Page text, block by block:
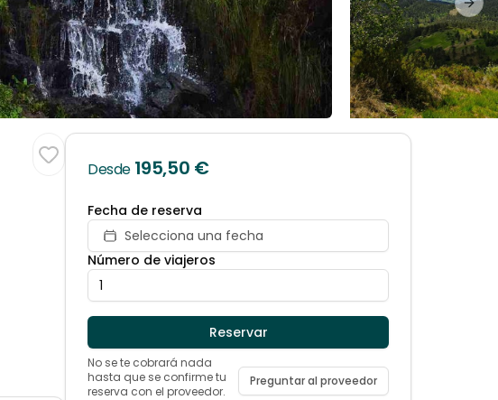
Desde 195,50 €
Fecha de reserva
Selecciona una fecha
Número de viajeros
Reservar
No se te cobrará nada
hasta que se confirme tu
reserva con el proveedor.
Preguntar al proveedor